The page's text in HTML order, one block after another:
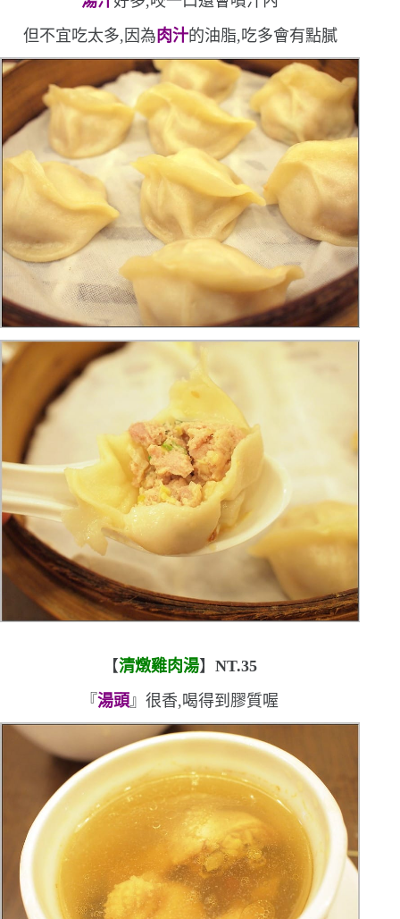
但不宜吃太多,因為肉汁的油脂,吃多會有點膩
【清燉雞肉湯】NT.35
『湯頭』很香,喝得到膠質喔